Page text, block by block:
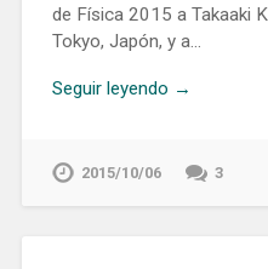
de Física 2015 a Takaaki
Tokyo, Japón, y a…
Seguir leyendo →
2015/10/06 3